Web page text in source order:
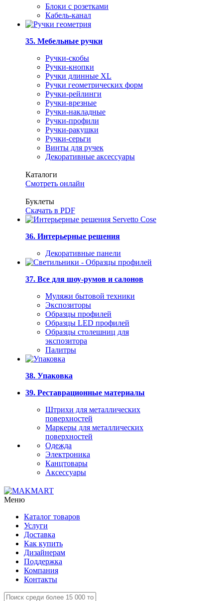
Блоки с розетками
Кабель-канал
35. Мебельные ручки
Ручки-скобы
Ручки-кнопки
Ручки длинные XL
Ручки геометрических форм
Ручки-рейлинги
Ручки-врезные
Ручки-накладные
Ручки-профили
Ручки-ракушки
Ручки-серьги
Винты для ручек
Декоративные аксессуары
Каталоги
Смотреть онлайн
Буклеты
Скачать в PDF
36. Интерьерные решения
Декоративные панели
37. Все для шоу-румов и салонов
Муляжи бытовой техники
Экспозиторы
Образцы профилей
Образцы LED профилей
Образцы столешниц для
экспозитора
Палитры
38. Упаковка
39. Реставрационные материалы
Штрихи для металлических
поверхностей
Маркеры для металлических
поверхностей
Одежда
Электроника
Канцтовары
Аксессуары
Меню
Каталог товаров
Услуги
Доставка
Как купить
Дизайнерам
Поддержка
Компания
Контакты